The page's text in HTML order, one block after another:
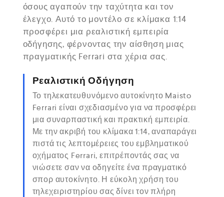
όσους αγαπούν την ταχύτητα και τον
έλεγχο. Αυτό το μοντέλο σε κλίμακα 1:14
προσφέρει μια ρεαλιστική εμπειρία
οδήγησης, φέρνοντας την αίσθηση μιας
πραγματικής Ferrari στα χέρια σας.
Ρεαλιστική Οδήγηση
Το τηλεκατευθυνόμενο αυτοκίνητο Maisto
Ferrari είναι σχεδιασμένο για να προσφέρει
μια συναρπαστική και πρακτική εμπειρία.
Με την ακριβή του κλίμακα 1:14, αναπαράγει
πιστά τις λεπτομέρειες του εμβληματικού
οχήματος Ferrari, επιτρέποντάς σας να
νιώσετε σαν να οδηγείτε ένα πραγματικό
σπορ αυτοκίνητο. Η εύκολη χρήση του
τηλεχειριστηρίου σας δίνει τον πλήρη